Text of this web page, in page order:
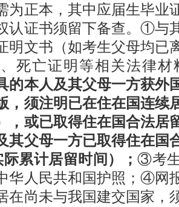
为正本，其中应届生毕业
认证书须留下备查。①与
明文书（如考生父母均已
死亡证明等相关法律材
的本人及其父母一方获
，须注明已在住在国连续
，或已取得住在国合法居
其父母一方已取得住在国
累计居留时间）； ③考
华人民共和国护照；④网
在尚未与我国建交国家，